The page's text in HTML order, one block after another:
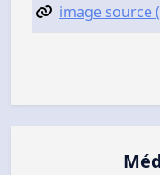
image source